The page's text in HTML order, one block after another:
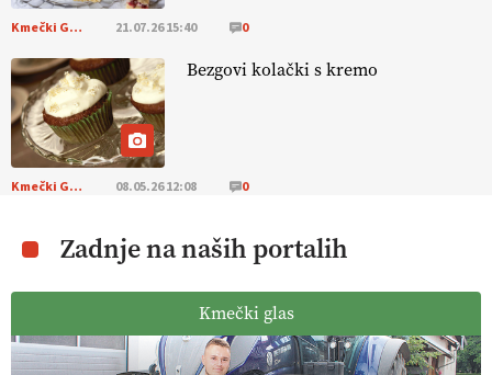
Kmečki Glas 21.07.26 15:40 0
Bezgovi kolački s kremo
Kmečki Glas 08.05.26 12:08 0
Zadnje na naših portalih
Kmečki glas